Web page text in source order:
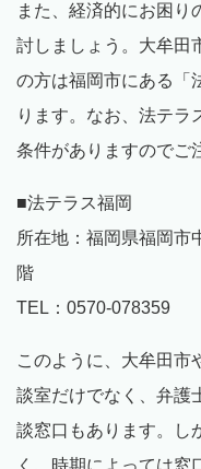
また、経済的にお困り
討しましょう。大牟田
の方は福岡市にある「
ります。なお、法テラ
条件がありますのでご
■法テラス福岡
所在地：福岡県福岡
階
TEL：0570-078359
このように、大牟田市
談室だけでなく、弁護
談窓口もあります。し